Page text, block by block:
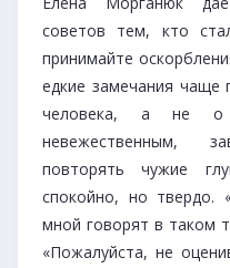
советов тем, кто
принимайте
едкие замечания чаще
человека, а не
невежественным,
повторять чужие
спокойно, но твердо.
мной говорят в таком
«Пожалуйста, не